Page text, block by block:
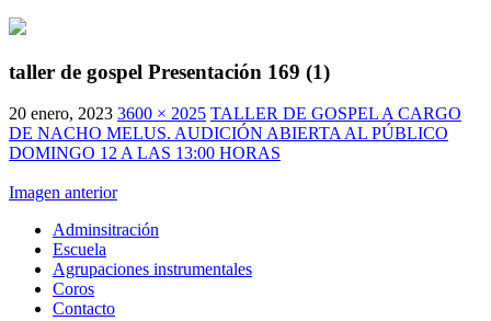
taller de gospel Presentación 169 (1)
20 enero, 2023 3600 × 2025 TALLER DE GOSPEL A CARGO
DE NACHO MELUS. AUDICIÓN ABIERTA AL PÚBLICO
DOMINGO 12 A LAS 13:00 HORAS
Imagen anterior
Adminsitración
Escuela
Agrupaciones instrumentales
Coros
Contacto